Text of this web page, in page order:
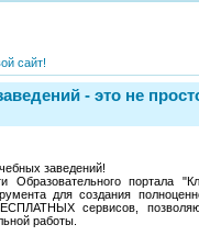
сайт!
- это не
заведений!
портала
для создания
сервисов,
работы.